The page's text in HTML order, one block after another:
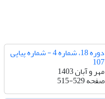
دوره 18، شماره 4 - شماره پیاپی
107
مهر و آبان 1403
صفحه515-529